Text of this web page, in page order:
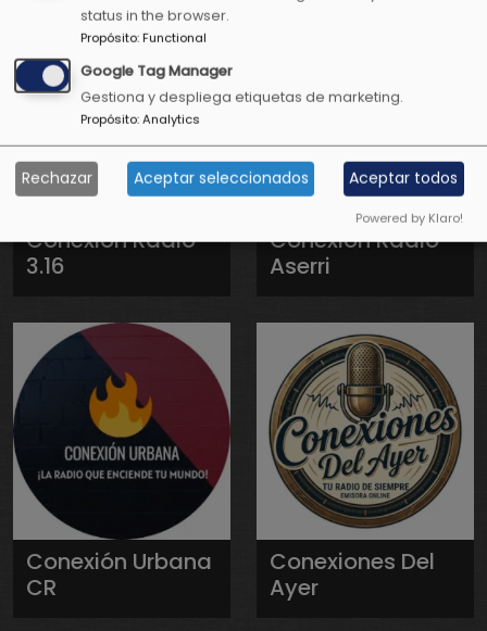
Conexión Radio
3.16
Conexión Radio
Aserri
Conexión Urbana
CR
Conexiones Del
Ayer
status in the browser.
Propósito:Functional
Google Tag Manager
Gestiona y despliega etiquetas de marketing.
Propósito:Analytics
Rechazar Aceptar seleccionados Aceptar todos
Powered by Klaro!